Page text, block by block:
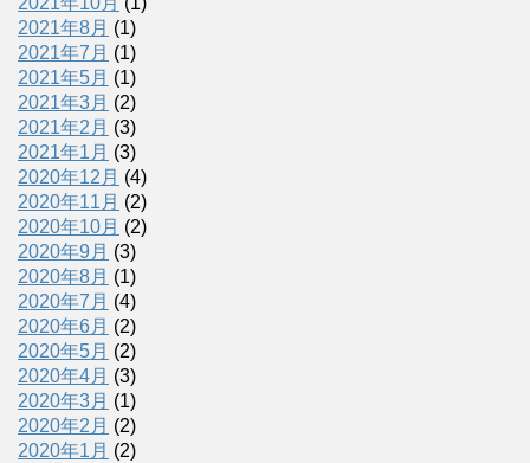
2021年8月 (1)
2021年7月 (1)
2021年5月 (1)
2021年3月 (2)
2021年2月 (3)
2021年1月 (3)
2020年12月 (4)
2020年11月 (2)
2020年10月 (2)
2020年9月 (3)
2020年8月 (1)
2020年7月 (4)
2020年6月 (2)
2020年5月 (2)
2020年4月 (3)
2020年3月 (1)
2020年2月 (2)
2020年1月 (2)